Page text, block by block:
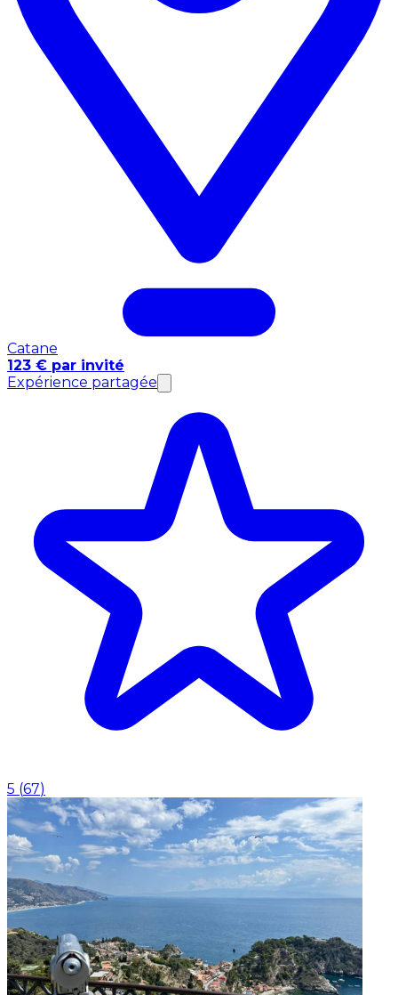
Catane
123 € par invité
Expérience partagée
5 (67)